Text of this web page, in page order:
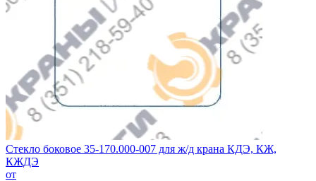
Стекло боковое 35-170.000-007 для ж/д крана КДЭ, КЖ,
КЖДЭ
от